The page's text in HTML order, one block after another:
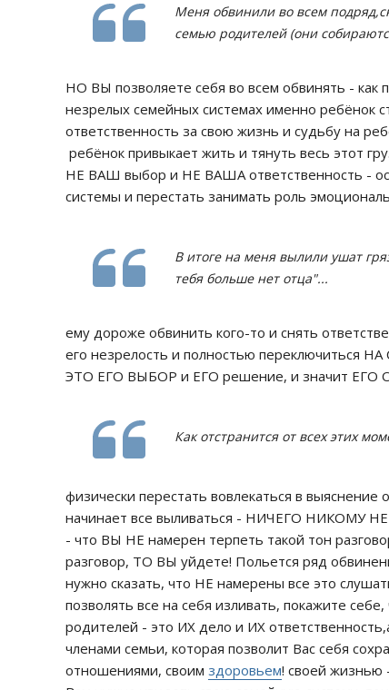
Меня обвинили во всем
семью родителей (они
НО ВЫ позволяете себя во всем обвинять - как
незрелых семейных системах именно ребёнок
ответственность за свою жизнь и судьбу на
ребёнок привыкает жить и тянуть весь этот
НЕ ВАШ выбор и НЕ ВАША ответственность -
системы и перестать занимать роль
В итоге на меня вылили ушат
тебя больше нет отца"...
ему дороже обвинить кого-то и снять
его незрелость и полностью переключиться НА
ЭТО ЕГО ВЫБОР и ЕГО решение, и значит
Как отстранится от всех этих
физически перестать вовлекаться в
начинает все выливаться - НИЧЕГО НИКОМУ НЕ
- что ВЫ НЕ намерен терпеть такой тон
разговор, ТО ВЫ уйдете! Польется ряд
нужно сказать, что НЕ намерены все это
позволять все на себя изливать, покажите
родителей - это ИХ дело и ИХ
членами семьи, которая позволит Вас себя
отношениями, своим здоровьем! своей жизнью